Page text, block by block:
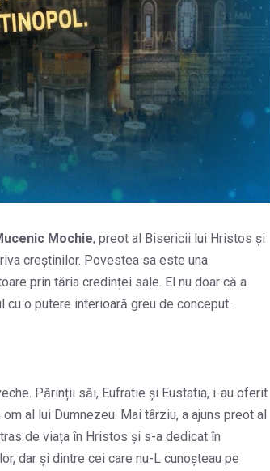
Mochie, preot al Bisericii lui Hristos și
creștinilor. Povestea sa este una
prin tăria credinței sale. El nu doar că a
o putere interioară greu de conceput.
Părinții săi, Eufratie și Eustatia, i-au oferit
al lui Dumnezeu. Mai târziu, a ajuns preot al
de viața în Hristos și s-a dedicat în
dar și dintre cei care nu-L cunoșteau pe